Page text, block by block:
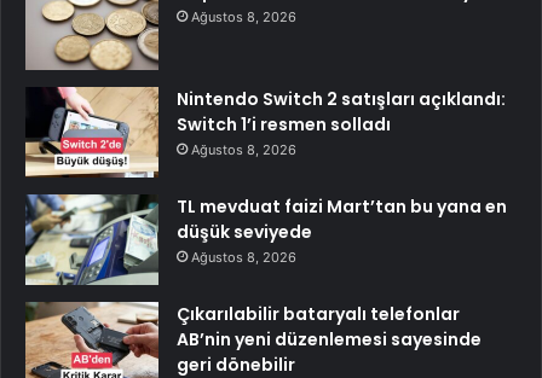
Ağustos 8, 2026
Nintendo Switch 2 satışları açıklandı:
Switch 1’i resmen solladı
Ağustos 8, 2026
TL mevduat faizi Mart’tan bu yana en
düşük seviyede
Ağustos 8, 2026
Çıkarılabilir bataryalı telefonlar
AB’nin yeni düzenlemesi sayesinde
geri dönebilir